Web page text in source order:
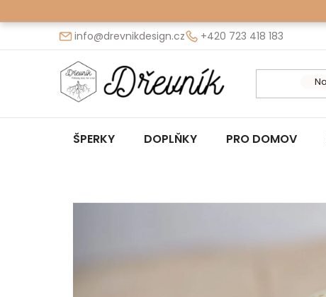
na
info@drevnikdesign.cz +420 723 418 183
ŠPERKY DOPLŇKY PRO DOMOV